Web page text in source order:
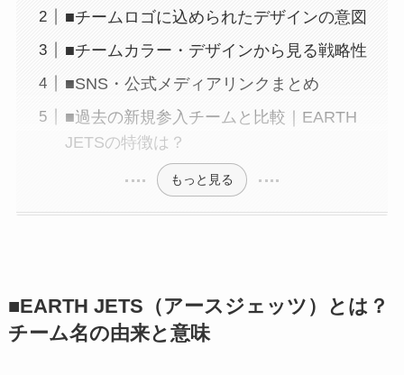
■チームロゴに込められたデザインの意図
■チームカラー・デザインから見る戦略性
■SNS・公式メディアリンクまとめ
■過去の新規参入チームと比較｜EARTH
JETSの特徴は？
もっと見る
■EARTH JETS（アースジェッツ）とは？
チーム名の由来と意味